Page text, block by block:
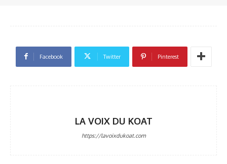
Facebook Twitter Pinterest
LA VOIX DU KOAT
https://lavoixdukoat.com